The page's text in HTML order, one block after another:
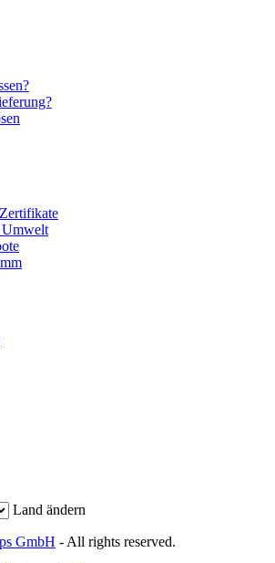
Umwelt
Land ändern
GmbH - All rights reserved.